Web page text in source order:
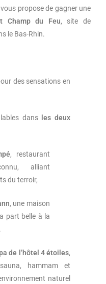
propose de gagner une
Champ du Feu, site de
le Bas-Rhin.
des sensations en
dans
les deux
, restaurant
alliant
du terroir,
, une maison
part belle à la
de l’hôtel 4 étoiles,
hammam et
naturel